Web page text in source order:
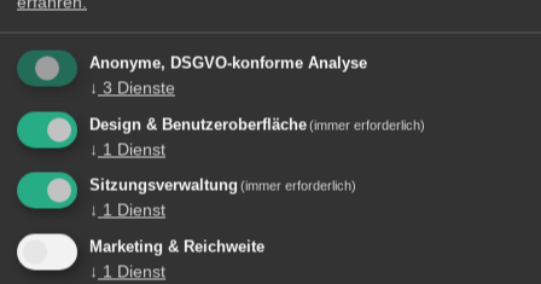
Reisen
8 Artikel
Anonyme, DSGVO-konforme Analyse
↓ 3 Dienste
Design & Benutzeroberfläche(immer erforderlich)
↓ 1 Dienst
Sitzungsverwaltung (immer erforderlich)
↓ 1 Dienst
Marketing & Reichweite
↓ 1 Dienst